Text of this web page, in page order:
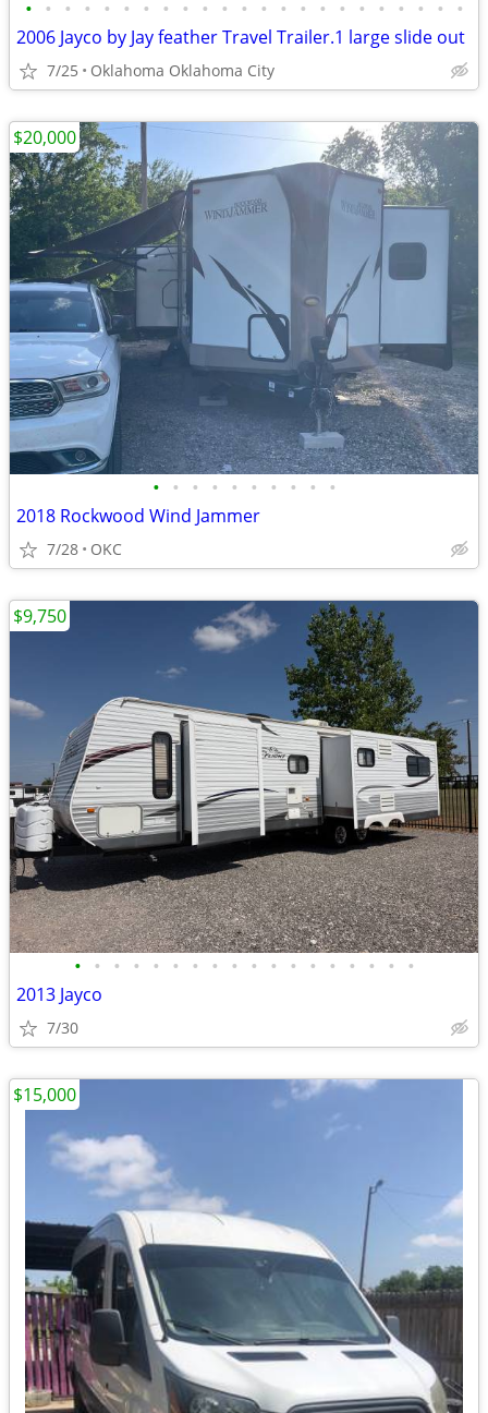
• • • • • • • • • • • • • • • • • • • • • • •
2006 Jayco by Jay feather Travel Trailer.1 large slide out
7/25 Oklahoma Oklahoma City
• • • • • • • • • •
2018 Rockwood Wind Jammer
7/28 OKC
$20,000
• • • • • • • • • • • • • • • • • •
2013 Jayco
7/30
$9,750
$15,000